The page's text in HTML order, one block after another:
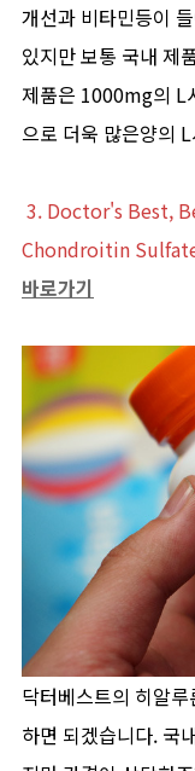
개선과 비타민등이
있지만 보통 국내 제
제품은 1000mg의 L
으로 더욱 많은양의
3. Doctor's Best,
Chondroitin
바로가기
닥터베스트의 히알
하면 되겠습니다. 국